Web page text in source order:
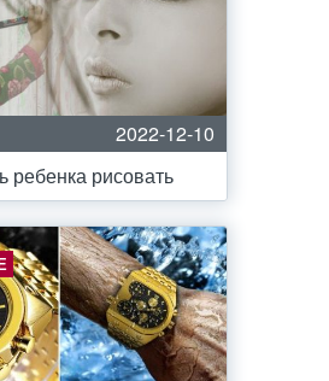
2022-12-10
ребенка рисовать